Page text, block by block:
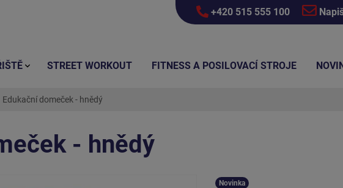
+420 515 555 100
Edukační domeček - hnědý
- hnědý
Novinka
STREET WORKOUT FITNESS A POSILOVACÍ STROJE